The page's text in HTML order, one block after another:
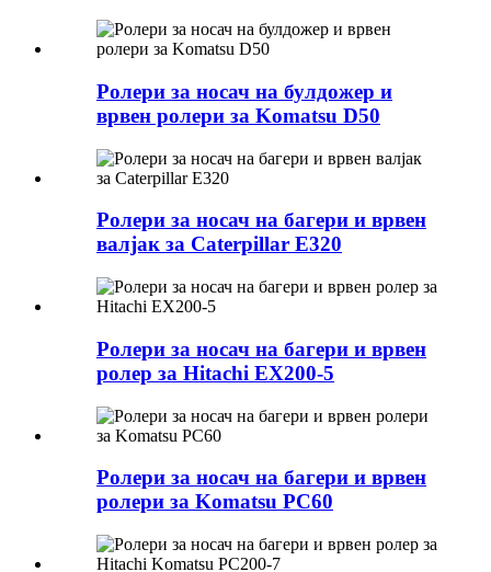
Ролери за носач на булдожер и
врвен ролери за Komatsu D50
Ролери за носач на багери и врвен
валјак за Caterpillar E320
Ролери за носач на багери и врвен
ролер за Hitachi EX200-5
Ролери за носач на багери и врвен
ролери за Komatsu PC60